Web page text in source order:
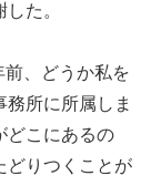
た。
前、どうか私を
所に所属しま
どこにあるの
どりつくことが